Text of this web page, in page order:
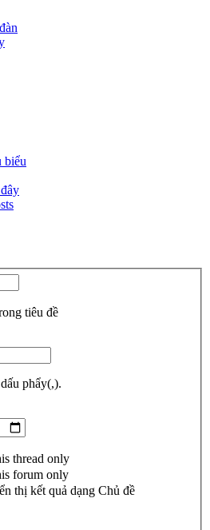
biểu
tiêu đề
phẩy(,).
thread only
forum only
thị kết quả dạng Chủ đề